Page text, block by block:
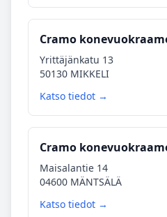
Cramo
Yrittäjänkatu 13
50130 MIKKELI
Katso tiedot →
Cramo
Maisalantie 14
04600 MÄNTSÄLÄ
Katso tiedot →